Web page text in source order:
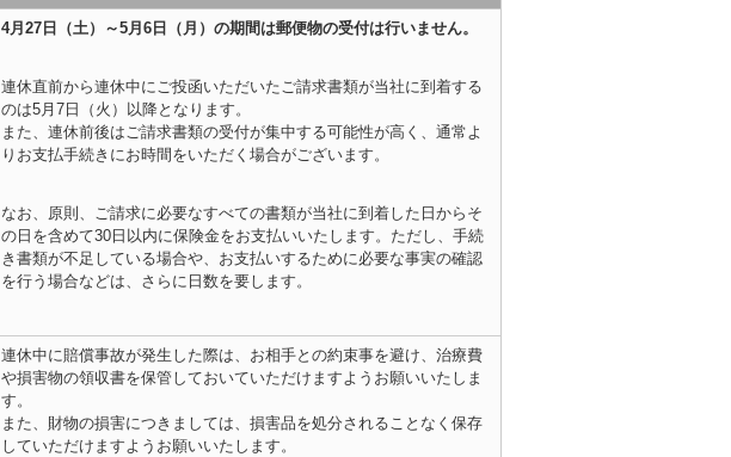
4月27日（土）～5月6日（月）の期間は郵便物の受付は行いません。
連休直前から連休中にご投函いただいたご請求書類が当社に到着する
のは5月7日（火）以降となります。
また、連休前後はご請求書類の受付が集中する可能性が高く、通常よ
りお支払手続きにお時間をいただく場合がございます。
なお、原則、ご請求に必要なすべての書類が当社に到着した日からそ
の日を含めて30日以内に保険金をお支払いいたします。ただし、手続
き書類が不足している場合や、お支払いするために必要な事実の確認
を行う場合などは、さらに日数を要します。
連休中に賠償事故が発生した際は、お相手との約束事を避け、治療費
や損害物の領収書を保管しておいていただけますようお願いいたしま
す。
また、財物の損害につきましては、損害品を処分されることなく保存
していただけますようお願いいたします。